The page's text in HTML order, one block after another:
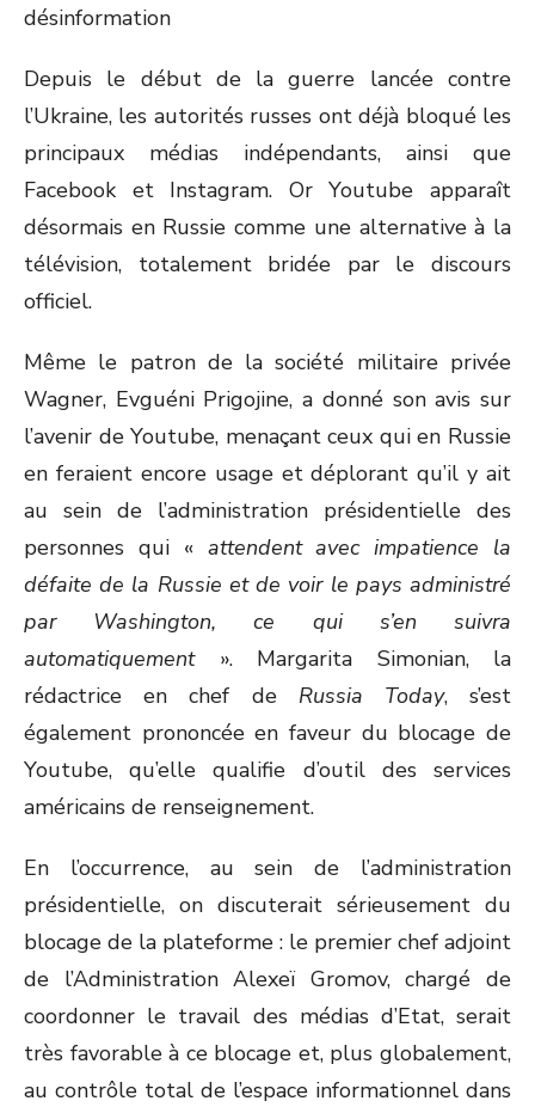
désinformation
Depuis le début de la guerre lancée contre
l’Ukraine, les autorités russes ont déjà bloqué les
principaux médias indépendants, ainsi que
Facebook et Instagram. Or Youtube apparaît
désormais en Russie comme une alternative à la
télévision, totalement bridée par le discours
officiel.
Même le patron de la société militaire privée
Wagner, Evguéni Prigojine, a donné son avis sur
l’avenir de Youtube, menaçant ceux qui en Russie
en feraient encore usage et déplorant qu’il y ait
au sein de l’administration présidentielle des
personnes qui « attendent avec impatience la
défaite de la Russie et de voir le pays administré
par Washington, ce qui s’en suivra
automatiquement». Margarita Simonian, la
rédactrice en chef de Russia Today, s’est
également prononcée en faveur du blocage de
Youtube, qu’elle qualifie d’outil des services
américains de renseignement.
En l’occurrence, au sein de l’administration
présidentielle, on discuterait sérieusement du
blocage de la plateforme : le premier chef adjoint
de l’Administration Alexeï Gromov, chargé de
coordonner le travail des médias d’Etat, serait
très favorable à ce blocage et, plus globalement,
au contrôle total de l’espace informationnel dans